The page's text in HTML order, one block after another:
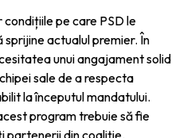
pe care PSD le
actualul premier. În
unui angajament solid
sale de a respecta
la începutul mandatului.
program trebuie să fie
partenerii din coaliție.